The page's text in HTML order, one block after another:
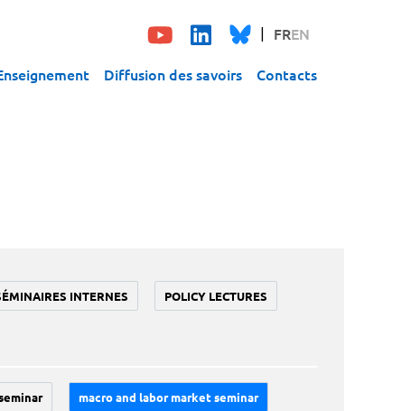
FREN
Diffusion des savoirs Contacts
INTERNES POLICY LECTURES
macro and labor market seminar